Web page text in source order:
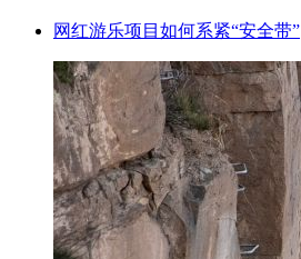
网红游乐项目如何系紧“安全带”